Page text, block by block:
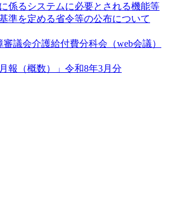
係るシステムに必要とされる機能等
準を定める省令等の公布について
議会介護給付費分科会（web会議）
報（概数）」令和8年3月分